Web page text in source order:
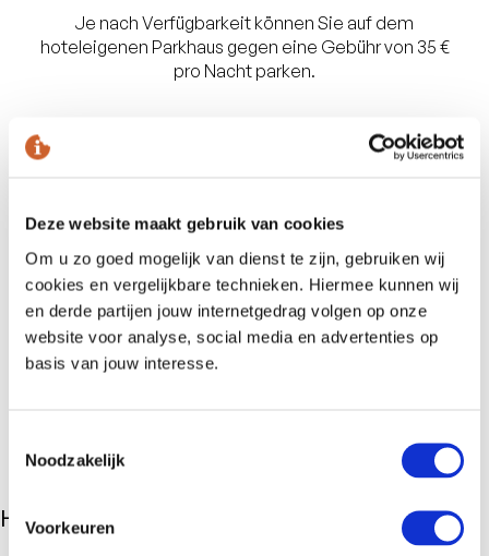
Deze website maakt gebruik van cookies
Om u zo goed mogelijk van dienst te zijn, gebruiken wij
cookies en vergelijkbare technieken. Hiermee kunnen wij
en derde partijen jouw internetgedrag volgen op onze
website voor analyse, social media en advertenties op
basis van jouw interesse.
Noodzakelijk
Voorkeuren
Je nach Verfügbarkeit können Sie auf dem
hoteleigenen Parkhaus gegen eine Gebühr von 35 €
pro Nacht parken.
Bilderberg Europa Hotel auf der
Hotels